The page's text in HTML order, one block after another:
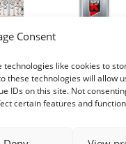
Consent
like cookies to
these technologies will allow
IDs on this site. Not
certain features and